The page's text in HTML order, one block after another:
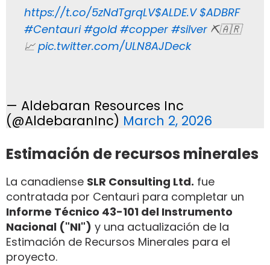
https://t.co/5zNdTgrqLV$ALDE.V $ADBRF
#Centauri #gold #copper #silver ⛏️🇦🇷
📈pic.twitter.com/ULN8AJDeck
— Aldebaran Resources Inc
(@AldebaranInc) March 2, 2026
Estimación de recursos minerales
La canadiense SLR Consulting Ltd. fue
contratada por Centauri para completar un
Informe Técnico 43-101 del Instrumento
Nacional ("NI") y una actualización de la
Estimación de Recursos Minerales para el
proyecto.